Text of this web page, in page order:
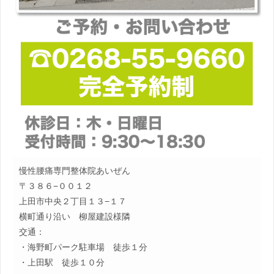
慢性腰痛専門整体院あいぜん
〒３８６−００１２
上田市中央２丁目１３−１７
横町通り沿い 柳屋建設様隣
交通：
・海野町パーク駐車場 徒歩１分
・上田駅 徒歩１０分